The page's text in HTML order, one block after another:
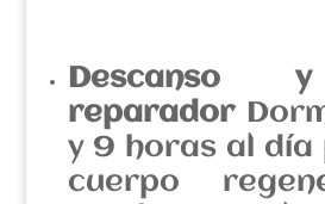
Descanso
reparador
y 9 horas al día
cuerpo